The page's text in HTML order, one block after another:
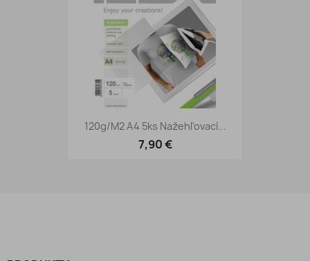
120g/m2 A4 5ks Nažehľovací...
7,90 €